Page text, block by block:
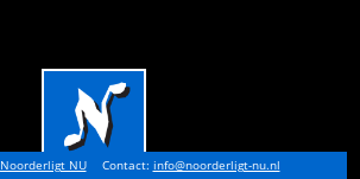
Noorderligt NU Contact: info@noorderligt-nu.nl